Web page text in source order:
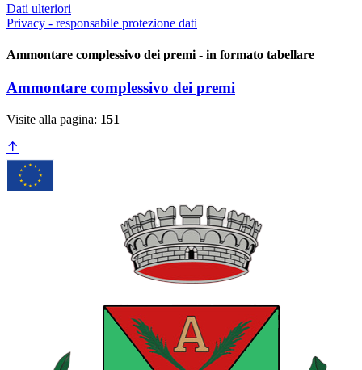
Dati ulteriori
Privacy - responsabile protezione dati
Ammontare complessivo dei premi - in formato tabellare
Ammontare complessivo dei premi
Visite alla pagina: 151